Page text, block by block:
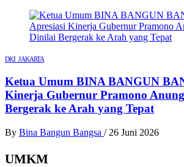
DKI JAKARTA
Ketua Umum BINA BANGUN
Kinerja Gubernur Pramono
Bergerak ke Arah yang Tepat
By Bina Bangun Bangsa / 26 Juni 2026
UMKM